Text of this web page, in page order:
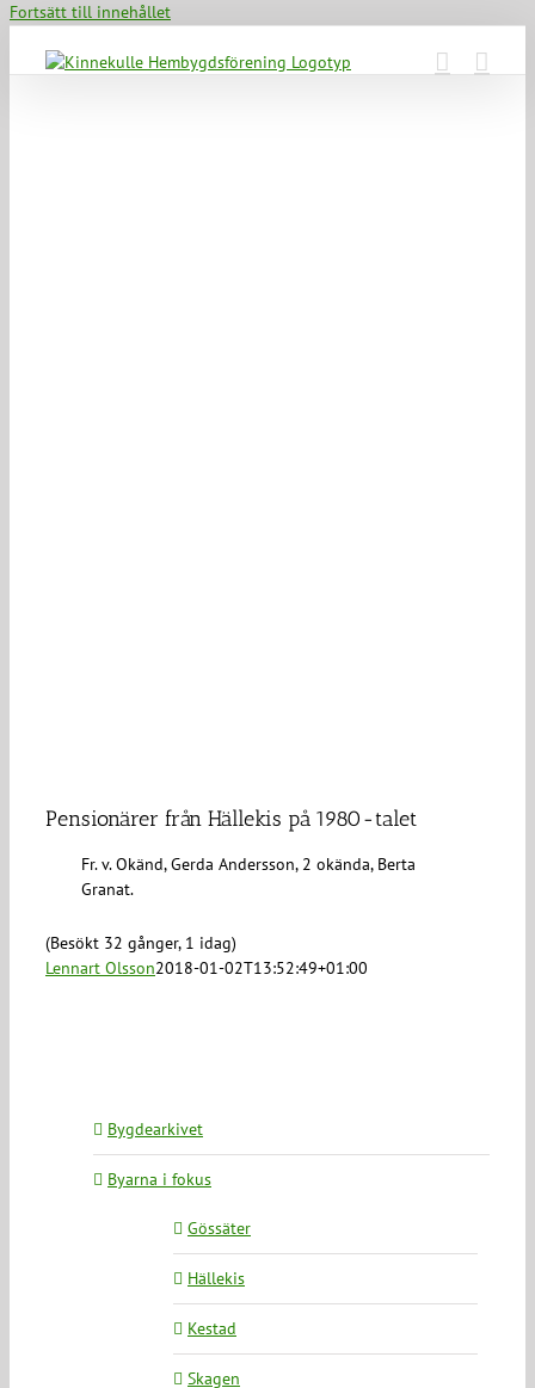
Fortsätt till innehållet
Pensionärer från Hällekis på 1980-talet
Fr. v. Okänd, Gerda Andersson, 2 okända, Berta
Granat.
(Besökt 32 gånger, 1 idag)
Lennart Olsson2018-01-02T13:52:49+01:00
Bygdearkivet
Byarna i fokus
Gössäter
Hällekis
Kestad
Skagen